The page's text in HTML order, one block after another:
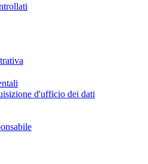
d'ufficio dei dati